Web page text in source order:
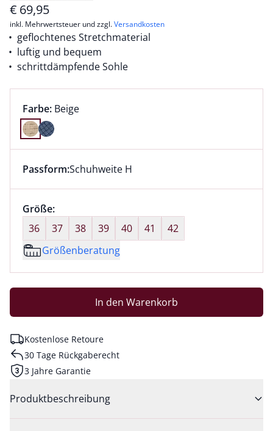
€ 69,95
inkl. Mehrwertsteuer und zzgl.Versandkosten
geflochtenes Stretchmaterial
luftig und bequem
schrittdämpfende Sohle
Farbauswahl:
Farbe: aktuell ausgewählt:
Beige
Farbe Beige ausgewählt
Dieser Artikel hat die Passform Schuhweite H. für
Passform:Schuhweite H
Größenauswahl:
Größe:nichts ausgewählt
36
37 38 39 40 41
42
Größenberatung
In den Warenkorb
Kostenlose Retoure
30 Tage Rückgaberecht
3 Jahre Garantie
Produktbeschreibung